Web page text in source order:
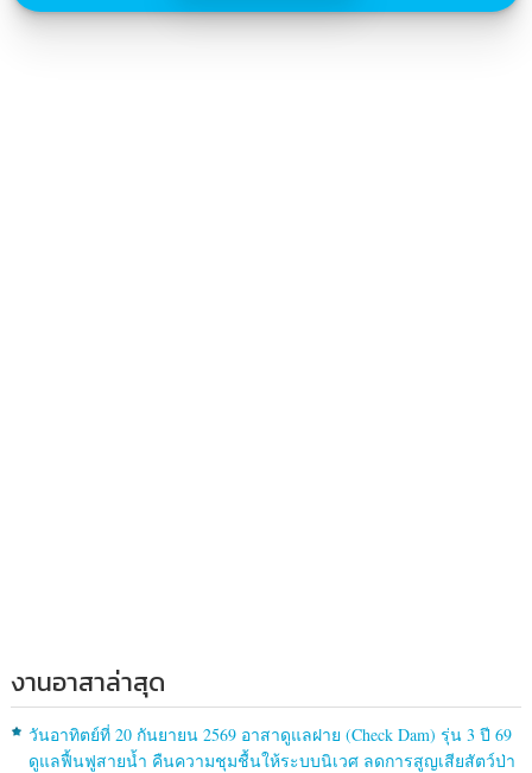
งานอาสาล่าสุด
วันอาทิตย์ที่ 20 กันยายน 2569 อาสาดูแลฝาย (Check Dam) รุ่น 3 ปี 69
ดูแลฟื้นฟูสายน้ำ คืนความชุมชื้นให้ระบบนิเวศ ลดการสูญเสียสัตว์ป่า